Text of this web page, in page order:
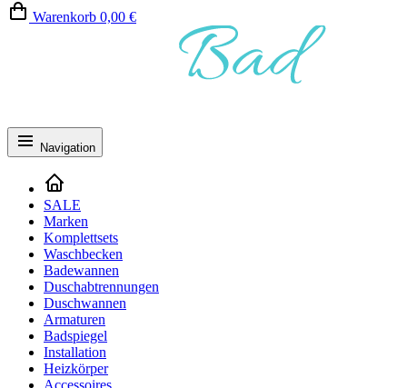
Warenkorb 0,00 €
Navigation
SALE
Marken
Komplettsets
Waschbecken
Badewannen
Duschabtrennungen
Duschwannen
Armaturen
Badspiegel
Installation
Heizkörper
Accessoires